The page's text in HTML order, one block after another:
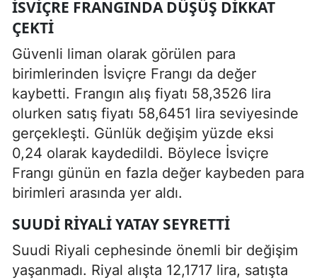
İSVIÇRE FRANGINDA DÜŞÜŞ DIKKAT
ÇEKTI
Güvenli liman olarak görülen para
birimlerinden İsviçre Frangı da değer
kaybetti. Frangın alış fiyatı 58,3526 lira
olurken satış fiyatı 58,6451 lira seviyesinde
gerçekleşti. Günlük değişim yüzde eksi
0,24 olarak kaydedildi. Böylece İsviçre
Frangı günün en fazla değer kaybeden para
birimleri arasında yer aldı.
SUUDI RIYALI YATAY SEYRETTI
Suudi Riyali cephesinde önemli bir değişim
yaşanmadı. Riyal alışta 12,1717 lira, satışta